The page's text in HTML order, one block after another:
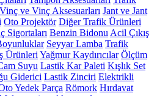
Vinç ve Vinç Aksesuarları Jant ve Jant
Oto Projektör Diğer Trafik Ürünleri
Sigortaları Benzin Bidonu Acil Çıkış
Seyyar Lamba Trafik
Ürünleri Yağmur Kaydırıcılar Ölçüm
Suyu Lastik Kar Paleti Kışlık Set
Giderici Lastik Zinciri Elektrikli
Yedek Parça Römork Hırdavat